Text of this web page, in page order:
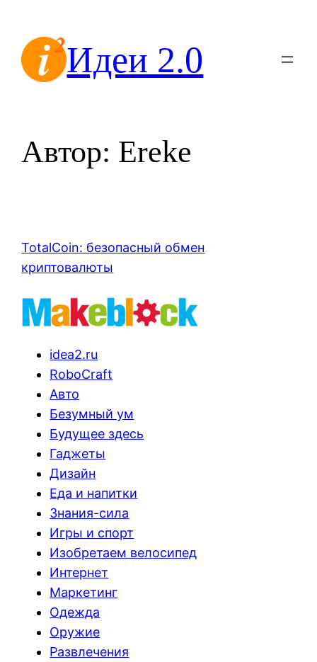
содержимомуИдеи 2.0
Автор: Ereke
TotalCoin: безопасный обмен
криптовалюты
idea2.ru
RoboCraft
Авто
Безумный ум
Будущее здесь
Гаджеты
Дизайн
Еда и напитки
Знания-сила
Игры и спорт
Изобретаем велосипед
Интернет
Маркетинг
Одежда
Оружие
Развлечения